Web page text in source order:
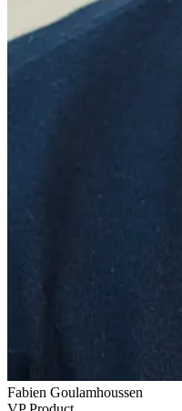
Fabien Goulamhoussen